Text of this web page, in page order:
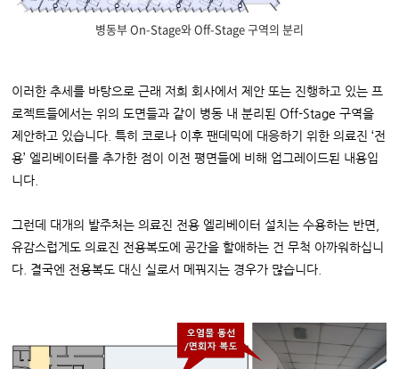
병동부 On-Stage와 Off-Stage 구역의 분리
이러한 추세를 바탕으로 근래 저희 회사에서 제안 또는 진행하고 있는 프
로젝트들에서는 위의 도면들과 같이 병동 내 분리된 Off-Stage 구역을
제안하고 있습니다. 특히 코로나 이후 팬데믹에 대응하기 위한 의료진 ‘전
용’ 엘리베이터를 추가한 점이 이전 평면들에 비해 업그레이드된 내용입
니다.
그런데 대개의 발주처는 의료진 전용 엘리베이터 설치는 수용하는 반면,
유감스럽게도 의료진 전용복도에 공간을 할애하는 건 무척 아까워하십니
다. 결국엔 전용복도 대신 실로서 메꿔지는 경우가 많습니다.